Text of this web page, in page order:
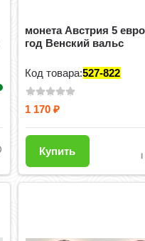
монета Австрия 5
год Венский вальс
Код товара:527-822
1 170₽
Купить